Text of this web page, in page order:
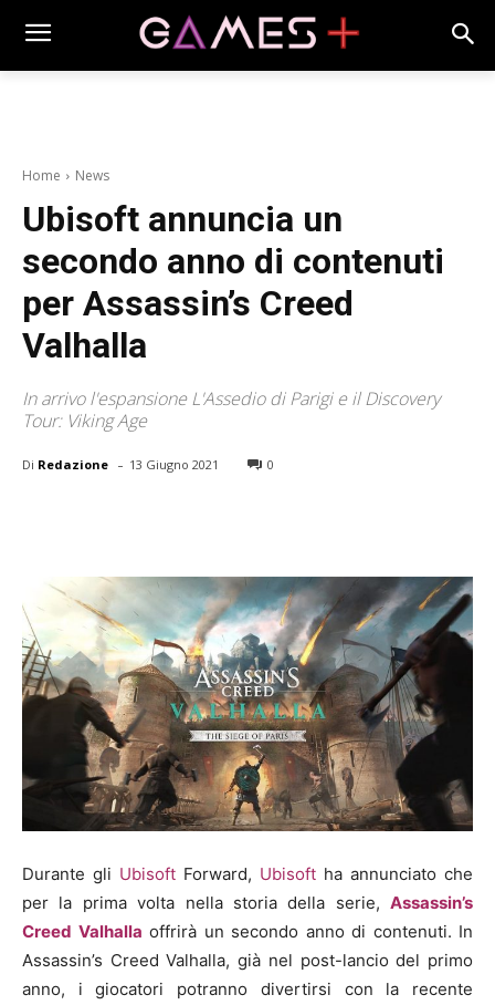
Home News
Ubisoft annuncia un
secondo anno di contenuti
per Assassin’s Creed
Valhalla
In arrivo l'espansione L'Assedio di Parigi e il Discovery
Tour: Viking Age
Di Redazione - 13 Giugno 2021 0
Durante gli Ubisoft Forward, Ubisoft ha annunciato che
per la prima volta nella storia della serie, Assassin’s
Creed Valhalla offrirà un secondo anno di contenuti. In
Assassin’s Creed Valhalla, già nel post-lancio del primo
anno, i giocatori potranno divertirsi con la recente